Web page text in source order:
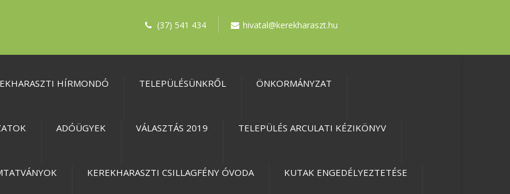
(37) 541 434 hivatal@kerekharaszt.hu
HÍRMONDÓ TELEPÜLÉSÜNKRŐL ÖNKORMÁNYZAT
ADÓÜGYEK VÁLASZTÁS 2019 TELEPÜLÉS ARCULATI KÉZIKÖNYV
KEREKHARASZTI CSILLAGFÉNY ÓVODA KUTAK ENGEDÉLYEZTETÉSE